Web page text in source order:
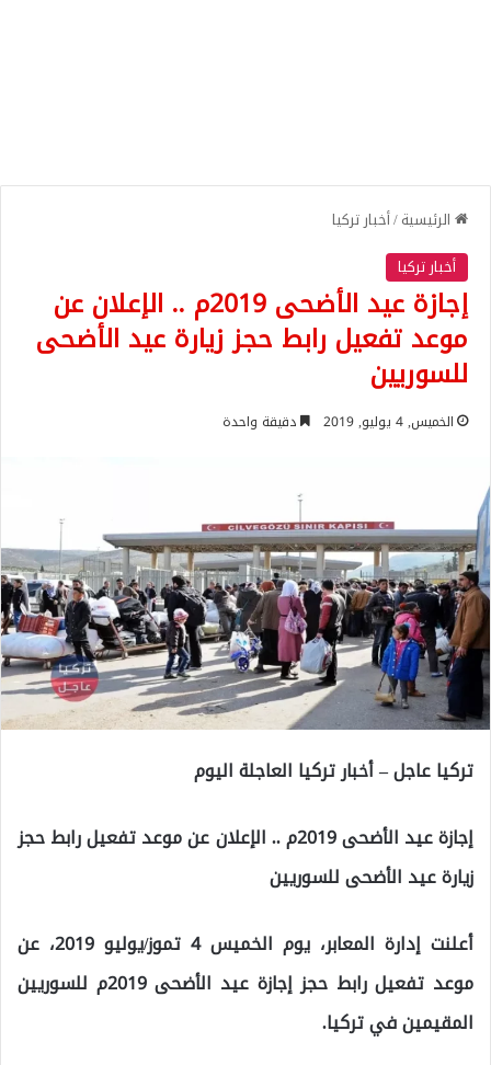
الرئيسية/أخبار تركيا
أخبار تركيا
إجازة عيد الأضحى 2019م .. الإعلان عن
موعد تفعيل رابط حجز زيارة عيد الأضحى
للسوريين
الخميس, 4 يوليو, 2019 دقيقة واحدة
تركيا عاجل – أخبار تركيا العاجلة اليوم
إجازة عيد الأضحى 2019م .. الإعلان عن موعد تفعيل رابط حجز
زيارة عيد الأضحى للسوريين
أعلنت إدارة المعابر، يوم الخميس 4 تموز/يوليو 2019، عن
موعد تفعيل رابط حجز إجازة عيد الأضحى 2019م للسوريين
المقيمين في تركيا.